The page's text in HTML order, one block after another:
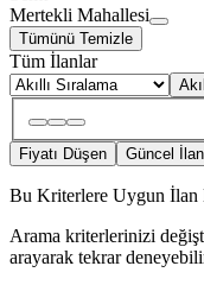
Mertekli Mahallesi
Tümünü Temizle
Tüm İlanlar
Fiyatı Düşen Güncel İlan
Bu Kriterlere Uygun İlan
Arama kriterlerinizi
arayarak tekrar